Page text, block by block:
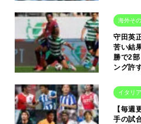
海外そ
守田英
苦い結
勝で2
ング許
イタリア
【毎週
手の試